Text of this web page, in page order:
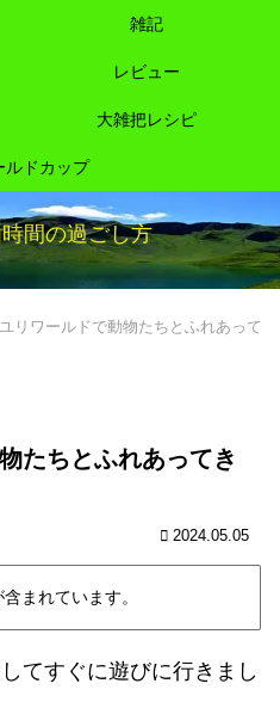
間の過ごし方
雑記
レビュー
大雑把レシピ
ルドカップ
リワールドで動物たちとふれあって
たちとふれあってき
2024.05.05
まれています。
てすぐに遊びに行きまし